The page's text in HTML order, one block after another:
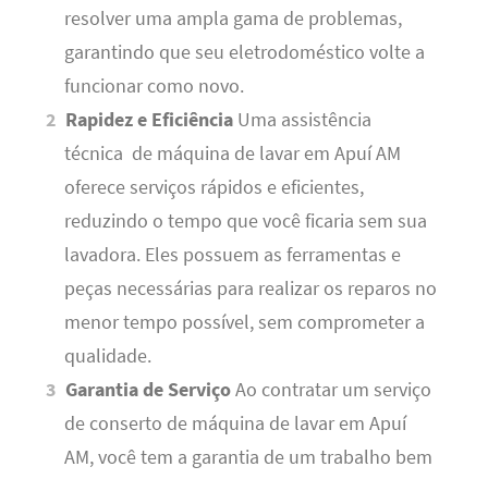
resolver uma ampla gama de problemas,
garantindo que seu eletrodoméstico volte a
funcionar como novo.
Rapidez e Eficiência Uma assistência
técnica de máquina de lavar em Apuí AM
oferece serviços rápidos e eficientes,
reduzindo o tempo que você ficaria sem sua
lavadora. Eles possuem as ferramentas e
peças necessárias para realizar os reparos no
menor tempo possível, sem comprometer a
qualidade.
Garantia de ServiçoAo contratar um serviço
de conserto de máquina de lavar em Apuí
AM, você tem a garantia de um trabalho bem